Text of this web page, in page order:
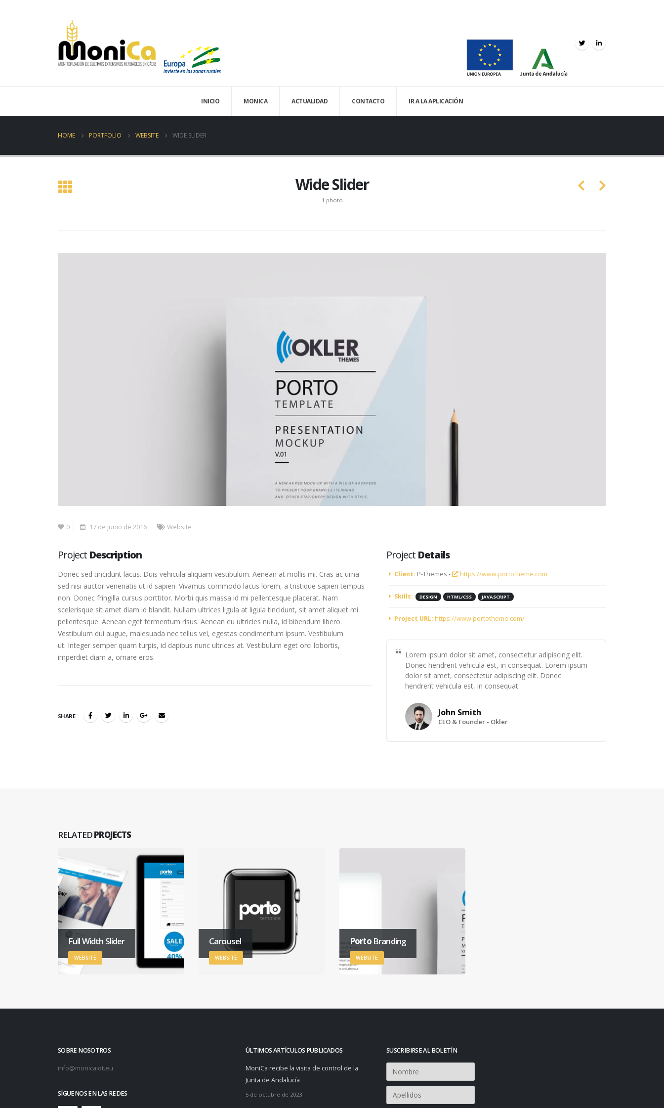
INICIO MONICA ACTUALIDAD CONTACTO IR A LA APLICACIÓN
HOME PORTFOLIO WEBSITE WIDE SLIDER
Wide Slider
1 photo
0 17 de junio de 2016 Website
Project Description
Donec sed tincidunt lacus. Duis vehicula aliquam vestibulum. Aenean at mollis mi. Cras ac urna
sed nisi auctor venenatis ut id sapien. Vivamus commodo lacus lorem, a tristique sapien tempus
non. Donec fringilla cursus porttitor. Morbi quis massa id mi pellentesque placerat. Nam
scelerisque sit amet diam id blandit. Nullam ultrices ligula at ligula tincidunt, sit amet aliquet mi
pellentesque. Aenean eget fermentum risus. Aenean eu ultricies nulla, id bibendum libero.
Vestibulum dui augue, malesuada nec tellus vel, egestas condimentum ipsum. Vestibulum
ut. Integer semper quam turpis, id dapibus nunc ultrices at. Vestibulum eget orci lobortis,
imperdiet diam a, ornare eros.
SHARE
Project Details
Client: P-Themes - https://www.portotheme.com
Skills: DESIGN HTML/CSS JAVASCRIPT
Project URL: https://www.portotheme.com/
Lorem ipsum dolor sit amet, consectetur adipiscing elit.
Donec hendrerit vehicula est, in consequat. Lorem ipsum
dolor sit amet, consectetur adipiscing elit. Donec
hendrerit vehicula est, in consequat.
John Smith
CEO & Founder - Okler
RELATEDPROJECTS
Full Width Slider
WEBSITE
Carousel
WEBSITE
PortoBranding
WEBSITE
SOBRE NOSOTROS
info@monicaiot.eu
SÍGUENOS EN LAS REDES
ÚLTIMOS ARTÍCULOS PUBLICADOS
MoniCa recibe la visita de control de la
Junta de Andalucía
5 de octubre de 2023
SUSCRIBIRSE AL BOLETÍN